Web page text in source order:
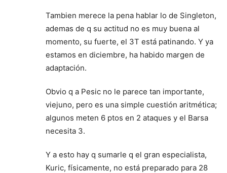
Tambien merece la pena hablar lo de Singleton,
ademas de q su actitud no es muy buena al
momento, su fuerte, el 3T está patinando. Y ya
estamos en diciembre, ha habido margen de
adaptación.
Obvio q a Pesic no le parece tan importante,
viejuno, pero es una simple cuestión aritmética;
algunos meten 6 ptos en 2 ataques y el Barsa
necesita 3.
Y a esto hay q sumarle q el gran especialista,
Kuric, físicamente, no está preparado para 28